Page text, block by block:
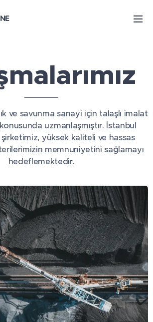
ve savunma sanayi için talaşlı imalat
uzmanlaşmıştır. İstanbul
yüksek kaliteli ve hassas
memnuniyetini sağlamayı
hedeflemektedir.